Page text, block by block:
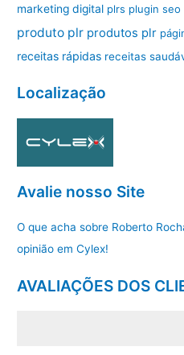
marketing digital plrs plugin seo
produto plr produtos plr
receitas rápidas receitas
Localização
Avalie nosso Site
O que acha sobre Roberto
opinião em Cylex!
AVALIAÇÕES DOS